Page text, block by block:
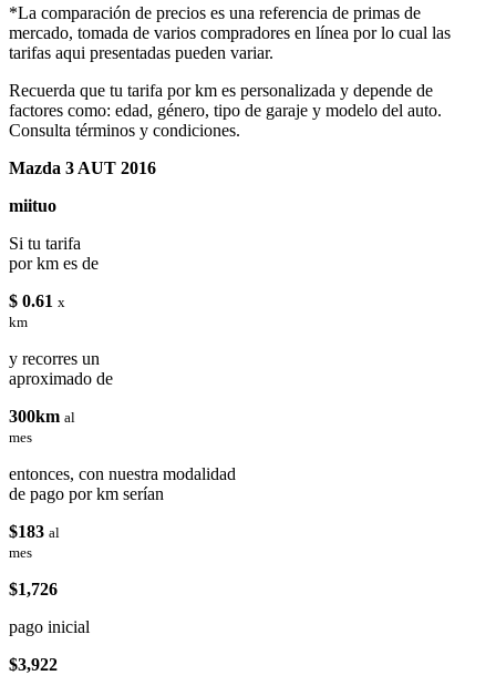
*La comparación de precios es una referencia de primas de
mercado, tomada de varios compradores en línea por lo cual las
tarifas aqui presentadas pueden variar.
Recuerda que tu tarifa por km es personalizada y depende de
factores como: edad, género, tipo de garaje y modelo del auto.
Consulta términos y condiciones.
Mazda 3 AUT 2016
miituo
Si tu tarifa
por km es de
$ 0.61 x
km
y recorres un
aproximado de
300km al
mes
entonces, con nuestra modalidad
de pago por km serían
$183 al
mes
$1,726
pago inicial
$3,922